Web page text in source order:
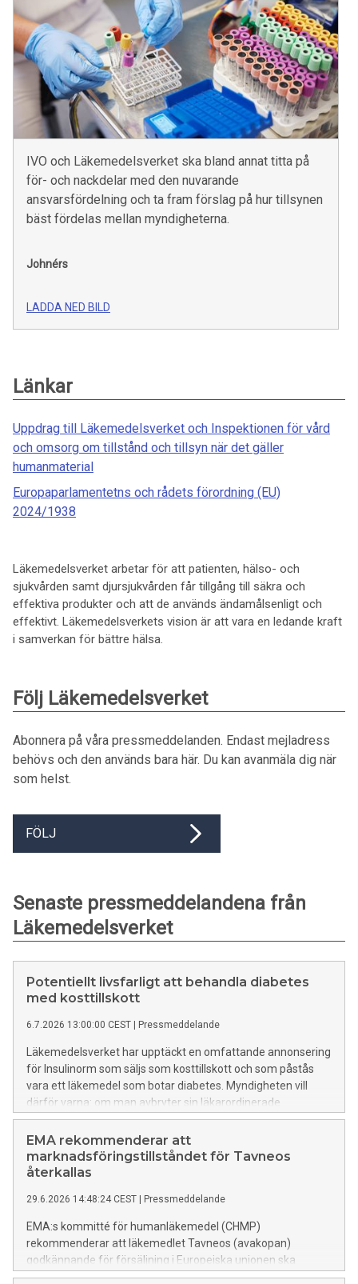
IVO och Läkemedelsverket ska bland annat titta på
för- och nackdelar med den nuvarande
ansvarsfördelning och ta fram förslag på hur tillsynen
bäst fördelas mellan myndigheterna.
Johnérs
LADDA NED BILD
Länkar
Uppdrag till Läkemedelsverket och Inspektionen för vård
och omsorg om tillstånd och tillsyn när det gäller
humanmaterial
Europaparlamentetns och rådets förordning (EU)
2024/1938
Läkemedelsverket arbetar för att patienten, hälso- och
sjukvården samt djursjukvården får tillgång till säkra och
effektiva produkter och att de används ändamålsenligt och
effektivt. Läkemedelsverkets vision är att vara en ledande kraft
i samverkan för bättre hälsa.
Följ Läkemedelsverket
Abonnera på våra pressmeddelanden. Endast mejladress
behövs och den används bara här. Du kan avanmäla dig när
som helst.
FÖLJ
Senaste pressmeddelandena från
Läkemedelsverket
Potentiellt livsfarligt att behandla diabetes
med kosttillskott
6.7.2026 13:00:00 CEST Pressmeddelande
Läkemedelsverket har upptäckt en omfattande annonsering
för Insulinorm som säljs som kosttillskott och som påstås
vara ett läkemedel som botar diabetes. Myndigheten vill
därför varna: om man avbryter sin läkarordinerade
diabetesbehandling och istället använder denna produkt kan
det vara potentiellt livsfarligt.
EMA rekommenderar att
marknadsföringstillståndet för Tavneos
återkallas
29.6.2026 14:48:24 CEST Pressmeddelande
EMA:s kommitté för humanläkemedel (CHMP)
rekommenderar att läkemedlet Tavneos (avakopan)
godkännande för försäljning i Europeiska unionen ska
återkallas eftersom läkemedlets nytta inte längre bedöms